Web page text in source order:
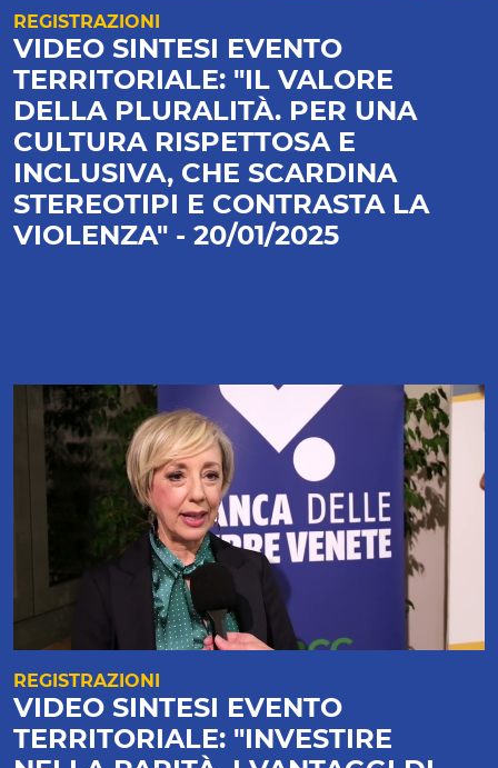
REGISTRAZIONI
VIDEO SINTESI EVENTO
TERRITORIALE: "IL VALORE
DELLA PLURALITÀ. PER UNA
CULTURA RISPETTOSA E
INCLUSIVA, CHE SCARDINA
STEREOTIPI E CONTRASTA LA
VIOLENZA" - 20/01/2025
REGISTRAZIONI
VIDEO SINTESI EVENTO
TERRITORIALE: "INVESTIRE